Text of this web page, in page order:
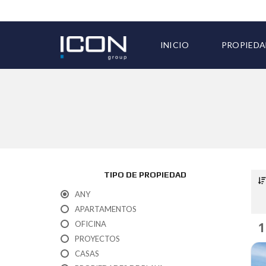
INICIO
TODAS
TIPO DE PROPIEDAD
ANY
APARTAMENTOS
OFICINA
PROYECTOS
CASAS